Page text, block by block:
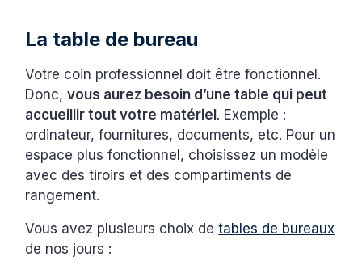
La table de bureau
Votre coin professionnel doit être fonctionnel.
Donc,vous aurez besoin d’une table qui peut
accueillir tout votre matériel. Exemple :
ordinateur, fournitures, documents, etc. Pour un
espace plus fonctionnel, choisissez un modèle
avec des tiroirs et des compartiments de
rangement.
Vous avez plusieurs choix detables de bureaux
de nos jours :